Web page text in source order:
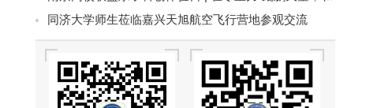
孩子们一起打开低空飞行的大门
同济大学师生莅临嘉兴天旭航空飞行营地参观交流